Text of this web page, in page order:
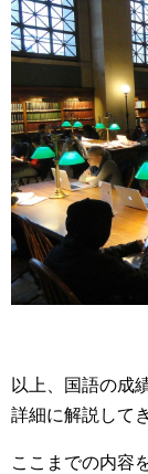
以上、国語の成
詳細に解説して
ここまでの内容